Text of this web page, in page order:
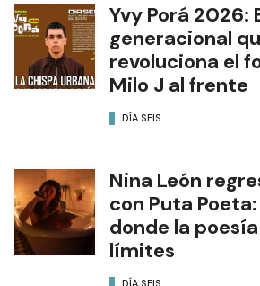
Yvy Porá 2026:
generacional
revoluciona el
Milo J al frente
DÍA SEIS
Nina León
con Puta
donde la
límites